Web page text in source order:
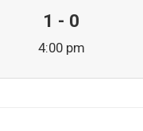
1 - 0
4:00 pm